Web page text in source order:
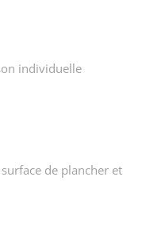
individuelle
de plancher et